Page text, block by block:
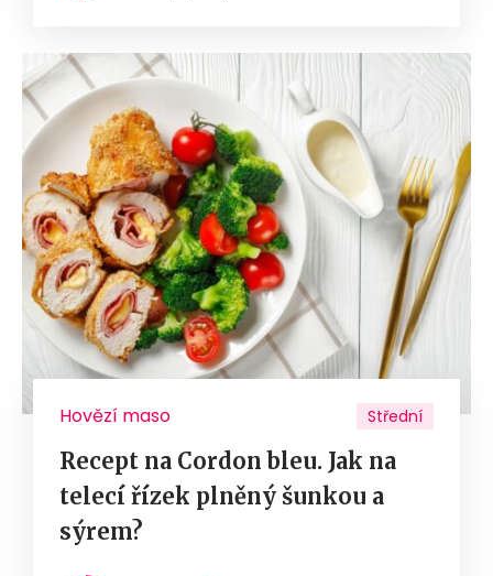
Hovězí maso Střední
Recept na Cordon bleu. Jak na
telecí řízek plněný šunkou a
sýrem?